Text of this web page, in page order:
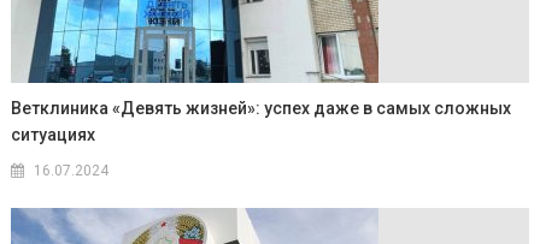
Ветклиника «Девять жизней»: успех даже в самых сложных
ситуациях
16.07.2024